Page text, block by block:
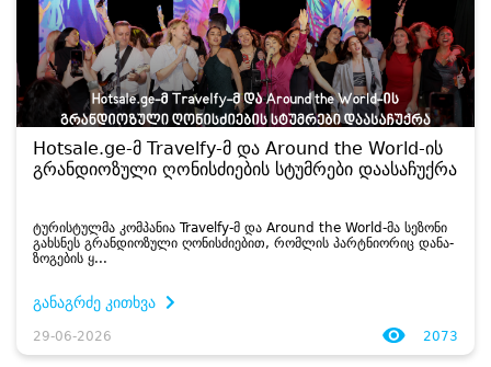
Hotsale.ge-მ Travelfy-მ და Around the World-ის
გრანდიოზული ღონისძიების სტუმრები დაასაჩუქრა
ტუ­რის­ტულ­მა კომ­პა­ნია Travelfy-მ და Around the World-მა სე­ზო­ნი
გახ­სნეს გრან­დი­ო­ზუ­ლი ღო­ნის­ძი­ე­ბით, რომ­ლის პარტნი­ო­რიც და­ნა­
ზო­გე­ბის ყ...
განაგრძე კითხვა
29-06-2026 2073